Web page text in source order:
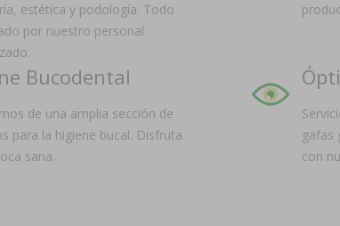
estética y podología. Todo
por nuestro personal
Bucodental
de una amplia sección de
para la higiene bucal. Disfruta
sana.
gafas
con